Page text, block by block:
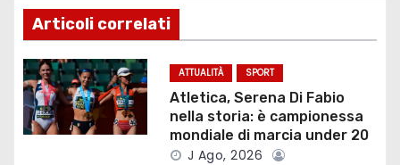
i
g
a
z
Articoli correlati
ATTUALITÀ SPORT
Atletica, Serena Di Fabio
nella storia: è campionessa
mondiale di marcia under 20
J Ago, 2026